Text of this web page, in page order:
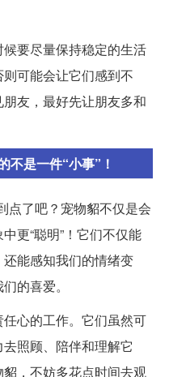
要尽量保持稳定的生活
可能会让它们感到不
友，最好先让朋友多和
不是一件“小事”！
点了吧？宠物貂不仅是会
更“聪明”！它们不仅能
能感知我们的情绪变
的喜爱。
心的工作。它们虽然可
照顾、陪伴和理解它
，不妨多花点时间去观